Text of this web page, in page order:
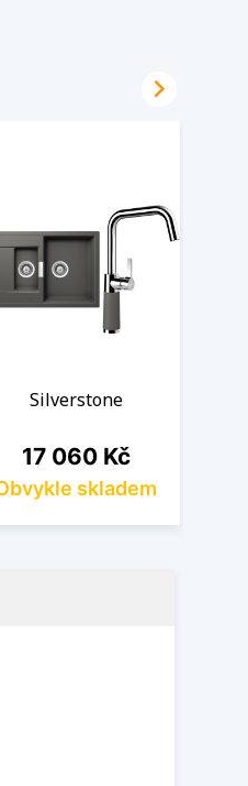
Silverstone
Cena
17 060 Kč
skladem
